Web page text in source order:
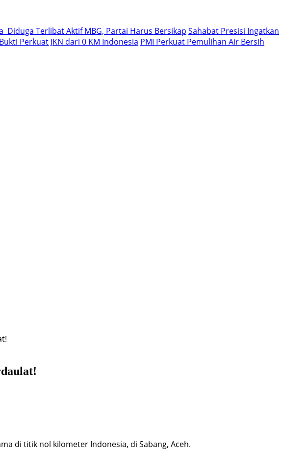
Diduga Terlibat Aktif MBG, Partai Harus Bersikap Sahabat Presisi Ingatkan
Perkuat JKN dari 0 KM Indonesia PMI Perkuat Pemulihan Air Bersih
di titik nol kilometer Indonesia, di Sabang, Aceh.